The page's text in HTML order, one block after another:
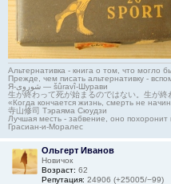
Альтернативка - книга о том, что могло
Прежде, чем писать альтернативку -
Я-شوروی — šûravî-Шурави
生が終わって死が始まるのではない。生が終
«Когда кончается жизнь, смерть не
寺山修司 Тэраяма Сюудзи
Лучшая месть - забвение, оно похоронит
Грасиан-и-Моралес
Ольгерт Иванов
Новичок
Возраст: 62
Репутация: 24906 (+25005/−99)